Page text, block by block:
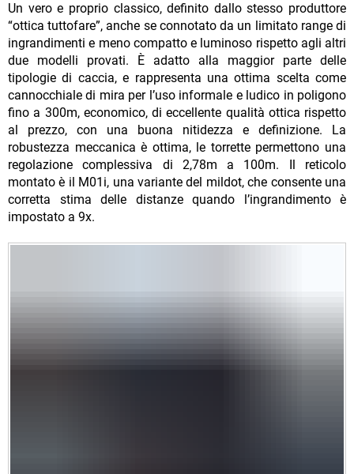
Un vero e proprio classico, definito dallo stesso produttore
“ottica tuttofare”, anche se connotato da un limitato range di
ingrandimenti e meno compatto e luminoso rispetto agli altri
due modelli provati. È adatto alla maggior parte delle
tipologie di caccia, e rappresenta una ottima scelta come
cannocchiale di mira per l’uso informale e ludico in poligono
fino a 300m, economico, di eccellente qualità ottica rispetto
al prezzo, con una buona nitidezza e definizione. La
robustezza meccanica è ottima, le torrette permettono una
regolazione complessiva di 2,78m a 100m. Il reticolo
montato è il M01i, una variante del mildot, che consente una
corretta stima delle distanze quando l’ingrandimento è
impostato a 9x.